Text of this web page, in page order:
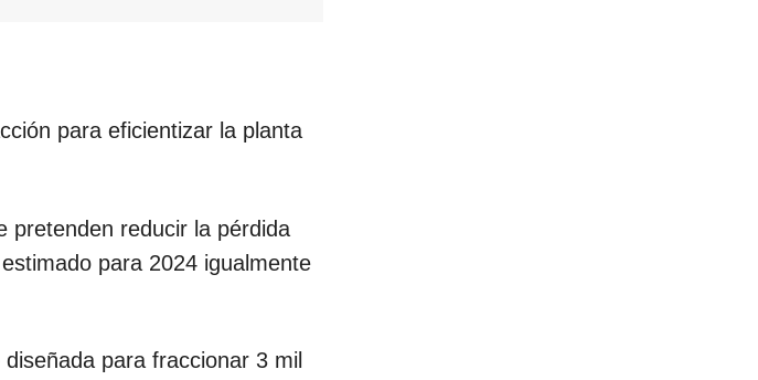
para eficientizar la planta
pretenden reducir la pérdida
para 2024 igualmente
para fraccionar 3 mil